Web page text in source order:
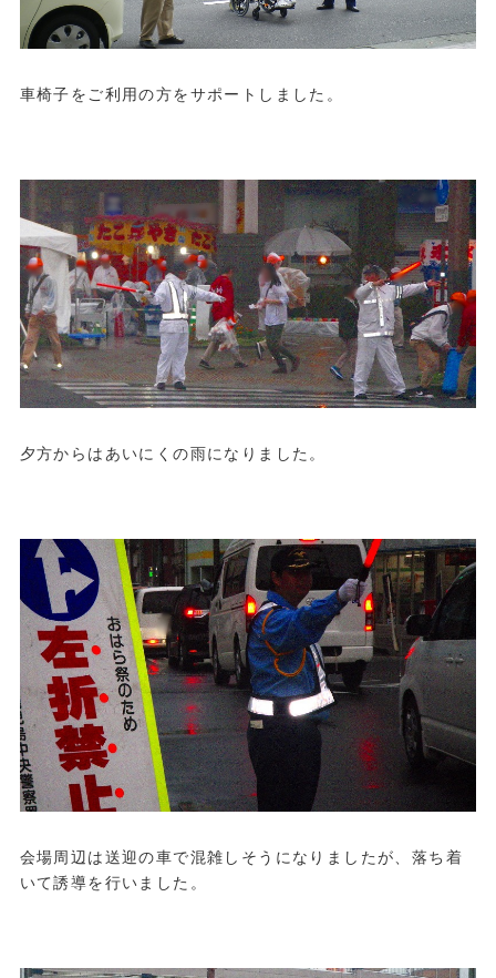
車椅子をご利用の方をサポートしました。
夕方からはあいにくの雨になりました。
会場周辺は送迎の車で混雑しそうになりましたが、落ち着
いて誘導を行いました。